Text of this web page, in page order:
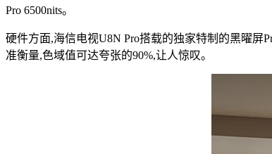
Pro 6500nits。
硬件方面,海信电视U8N Pro搭载的独家特制的黑曜屏
准衡量,色域值可达夸张的90%,让人惊叹。